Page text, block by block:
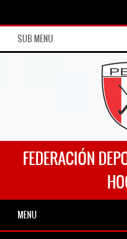
SUB MENU
FEDERACIÓN
MENU